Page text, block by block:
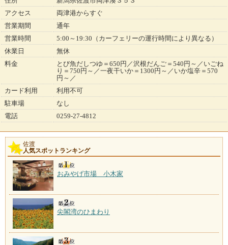
アクセス
両津港からすぐ
営業期間
通年
営業時間
5:00～19:30（カーフェリーの運行時間により異なる）
休業日
無休
料金
とび魚だしつゆ＝650円／沢根だんご＝540円～／いごね
り＝750円～／一夜干いか＝1300円～／いか塩辛＝570
円～／
カード利用
利用不可
駐車場
なし
電話
0259-27-4812
佐渡
人気スポットランキング
おみやげ市場 小木家
尖閣湾のひまわり